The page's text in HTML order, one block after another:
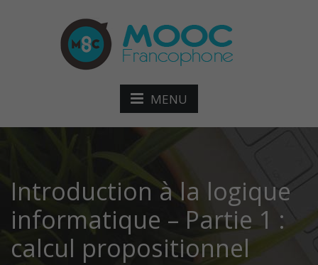
MENU
Introduction à la logique
informatique – Partie 1 :
calcul propositionnel